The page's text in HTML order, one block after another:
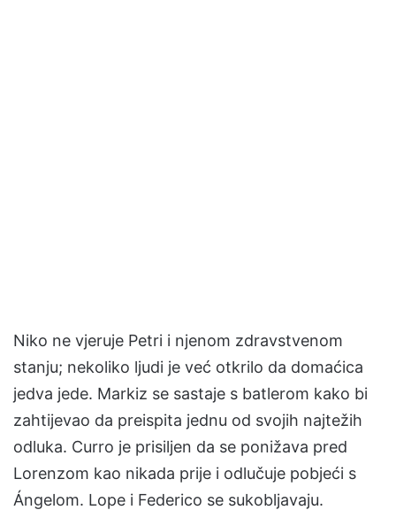
Niko ne vjeruje Petri i njenom zdravstvenom
stanju; nekoliko ljudi je već otkrilo da domaćica
jedva jede. Markiz se sastaje s batlerom kako bi
zahtijevao da preispita jednu od svojih najtežih
odluka. Curro je prisiljen da se ponižava pred
Lorenzom kao nikada prije i odlučuje pobjeći s
Ángelom. Lope i Federico se sukobljavaju.